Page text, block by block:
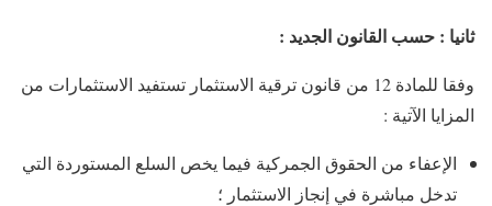
ثانيا : حسب القانون الجديد :
وفقا للمادة 12 من قانون ترقية الاستثمار تستفيد الاستثمارات من
المزايا الآتية :
الإعفاء من الحقوق الجمركية فيما يخص السلع المستوردة التي
تدخل مباشرة في إنجاز الاستثمار ؛